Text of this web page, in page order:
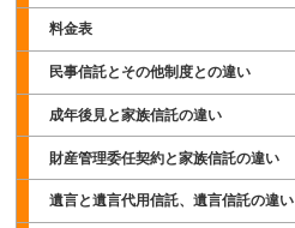
料金表
民事信託とその他制度との違い
成年後見と家族信託の違い
財産管理委任契約と家族信託の違い
遺言と遺言代用信託、遺言信託の違い